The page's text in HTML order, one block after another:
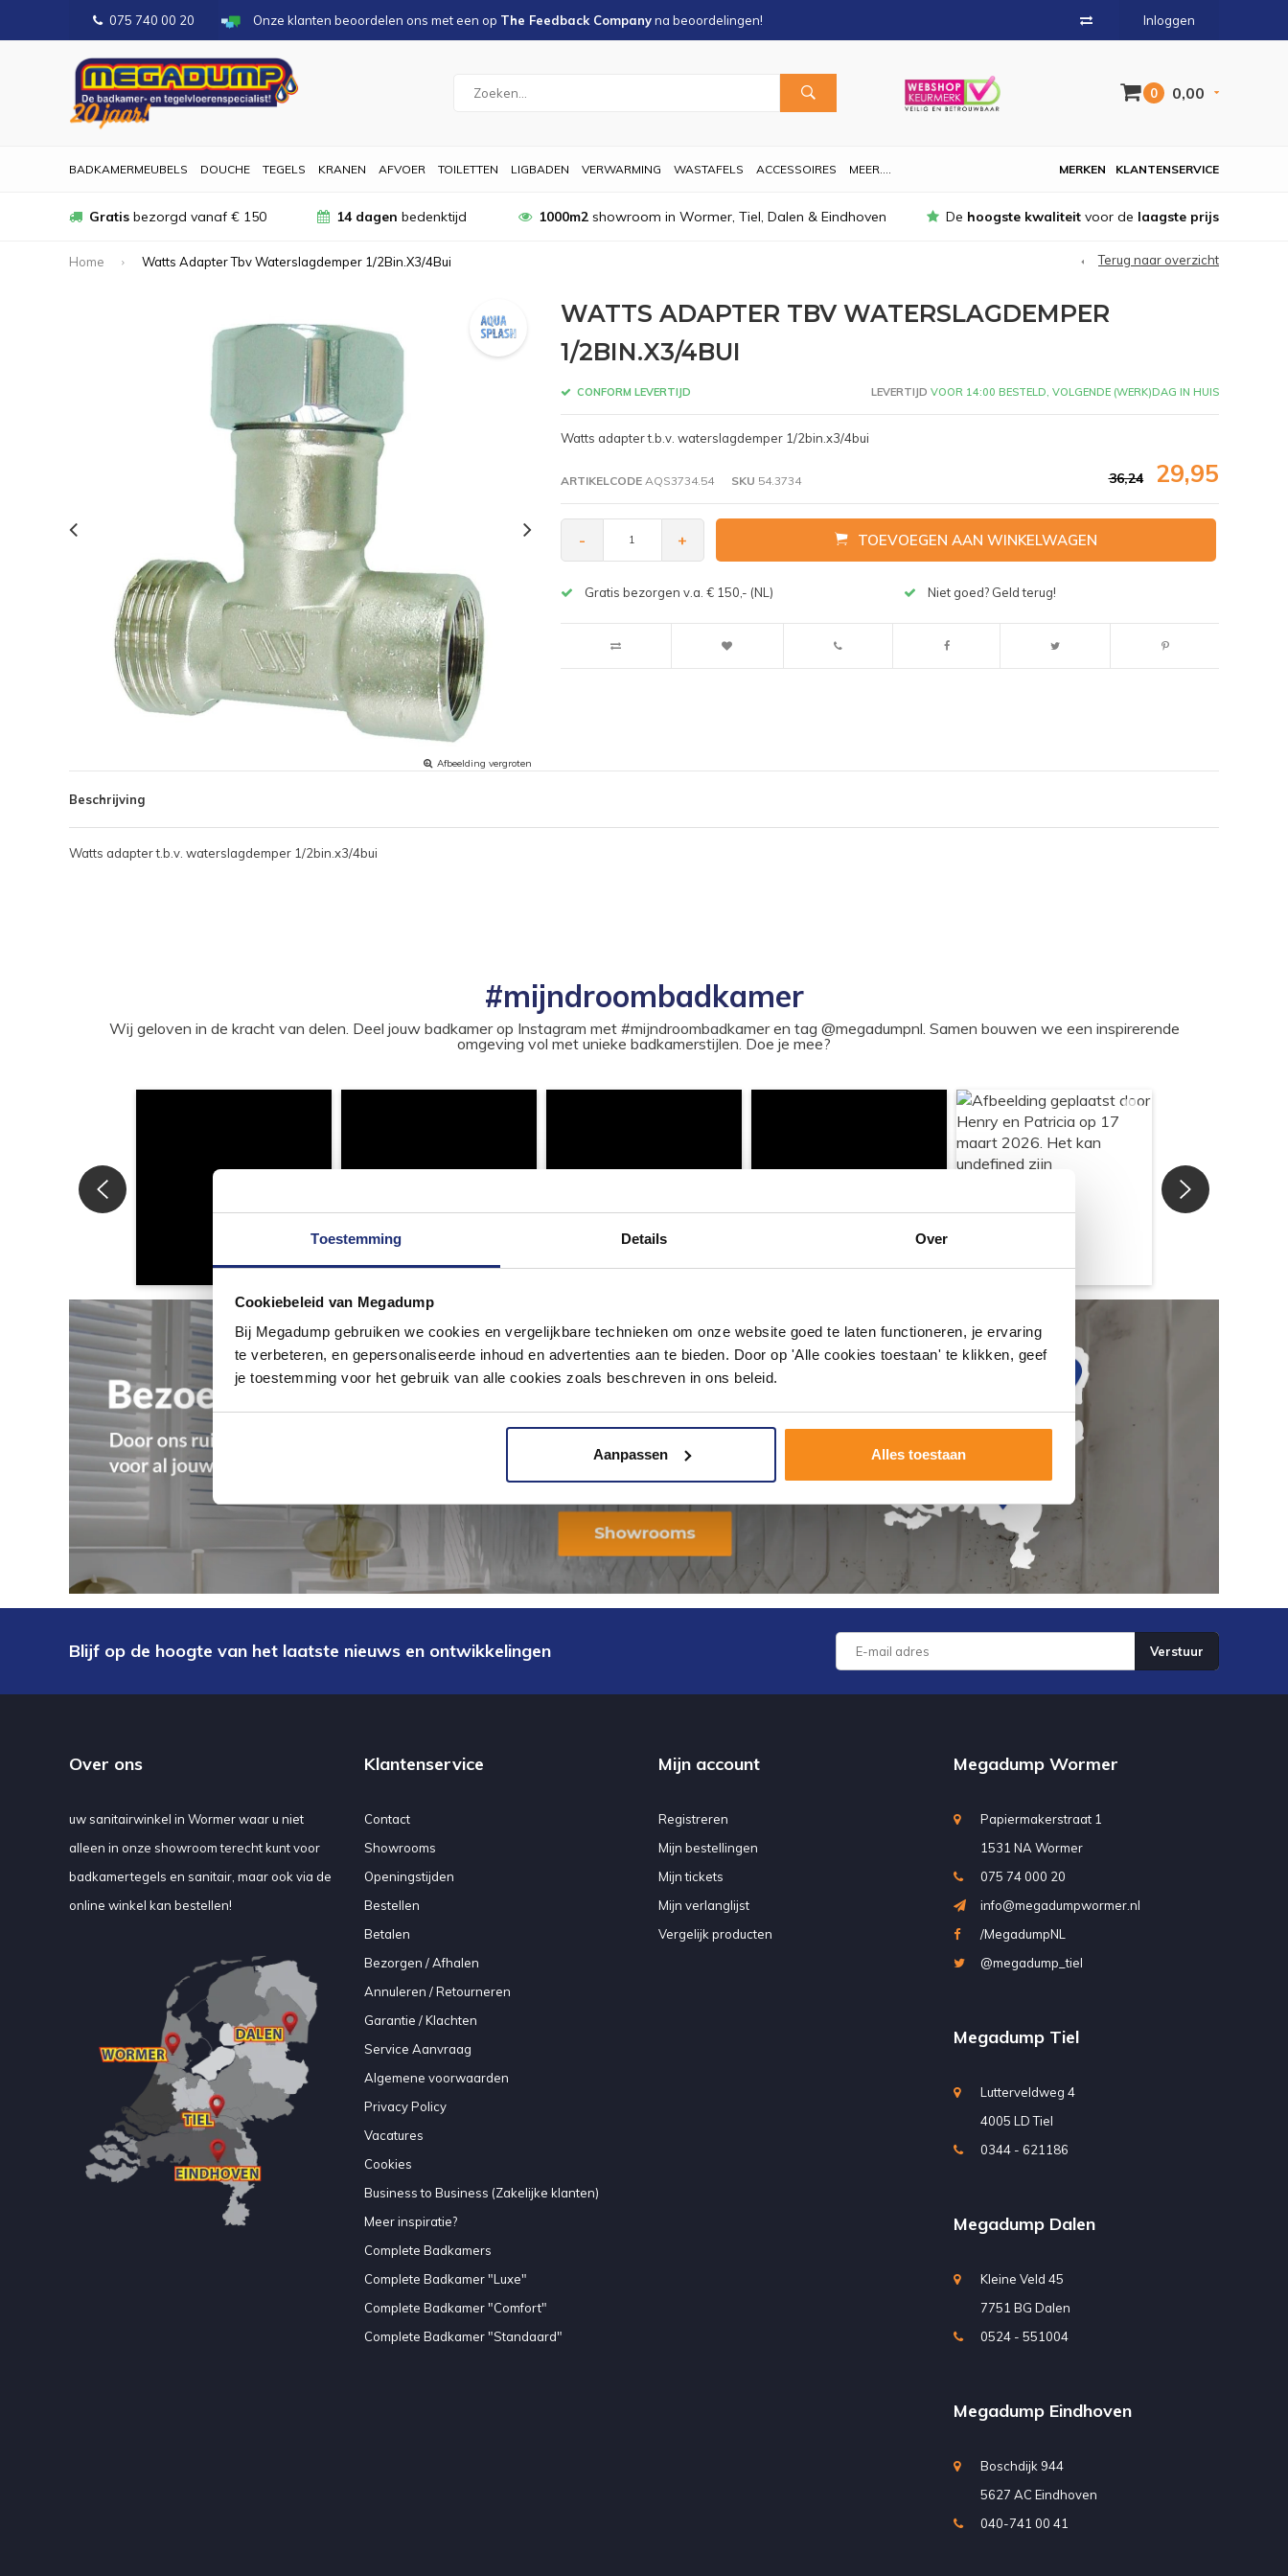
Toestemming Details Over
Cookiebeleid van Megadump
Bij Megadump gebruiken we cookies en vergelijkbare technieken om onze website goed te laten functioneren, je ervaring
te verbeteren, en gepersonaliseerde inhoud en advertenties aan te bieden. Door op 'Alle cookies toestaan' te klikken, geef
je toestemming voor het gebruik van alle cookies zoals beschreven in ons beleid.
Aanpassen Alles toestaan
075 740 00 20 Onze klanten beoordelen ons met een op The Feedback Companyna beoordelingen! Inloggen
0 0,00
BADKAMERMEUBELS DOUCHE TEGELS KRANEN AFVOER TOILETTEN LIGBADEN VERWARMING WASTAFELS ACCESSOIRES MEER.... KLANTENSERVICE
MERKEN
Gratis bezorgd vanaf € 150 14 dagen bedenktijd 1000m2showroom in Wormer, Tiel, Dalen & Eindhoven De hoogste kwaliteit voor de laagste prijs
Home Watts Adapter Tbv Waterslagdemper 1/2Bin.X3/4Bui Terug naar overzicht
Afbeelding vergroten
WATTS ADAPTER TBV WATERSLAGDEMPER
1/2BIN.X3/4BUI
CONFORM LEVERTIJD LEVERTIJD VOOR 14:00 BESTELD, VOLGENDE (WERK)DAG IN HUIS
Watts adapter t.b.v. waterslagdemper 1/2bin.x3/4bui
ARTIKELCODEAQS3734.54 SKU 54.3734 36,24 29,95
- + TOEVOEGEN AAN WINKELWAGEN
Gratis bezorgen v.a. € 150,- (NL) Niet goed? Geld terug!
Beschrijving
Watts adapter t.b.v. waterslagdemper 1/2bin.x3/4bui
#mijndroombadkamer
Wij geloven in de kracht van delen. Deel jouw badkamer op Instagram met #mijndroombadkamer en tag @megadumpnl. Samen bouwen we een inspirerende
omgeving vol met unieke badkamerstijlen. Doe je mee?
Blijf op de hoogte van het laatste nieuws en ontwikkelingen Verstuur
Over ons
uw sanitairwinkel in Wormer waar u niet
alleen in onze showroom terecht kunt voor
badkamertegels en sanitair, maar ook via de
online winkel kan bestellen!
Klantenservice
Contact
Showrooms
Openingstijden
Bestellen
Betalen
Bezorgen / Afhalen
Annuleren / Retourneren
Garantie / Klachten
Service Aanvraag
Algemene voorwaarden
Privacy Policy
Vacatures
Cookies
Business to Business (Zakelijke klanten)
Meer inspiratie?
Complete Badkamers
Complete Badkamer "Luxe"
Complete Badkamer "Comfort"
Complete Badkamer "Standaard"
Mijn account
Registreren
Mijn bestellingen
Mijn tickets
Mijn verlanglijst
Vergelijk producten
Megadump Wormer
Papiermakerstraat 1
1531 NA Wormer
075 74 000 20
info@megadumpwormer.nl
/MegadumpNL
@megadump_tiel
Megadump Tiel
Lutterveldweg 4
4005 LD Tiel
0344 - 621186
Megadump Dalen
Kleine Veld 45
7751 BG Dalen
0524 - 551004
Megadump Eindhoven
Boschdijk 944
5627 AC Eindhoven
040-741 00 41